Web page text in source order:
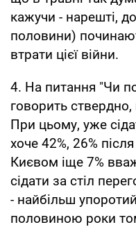
кажучи - нарешті,
половини)
втрати цієї війни.
4. На питання "Чи
говорить
При цьому, уже
хоче 42%, 26%
Києвом іще 7%
сідати за стіл
- найбільш
половиною роки